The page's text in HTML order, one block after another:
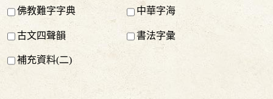
佛教難字字典 中華字海
古文四聲韻 書法字彙
補充資料(二)